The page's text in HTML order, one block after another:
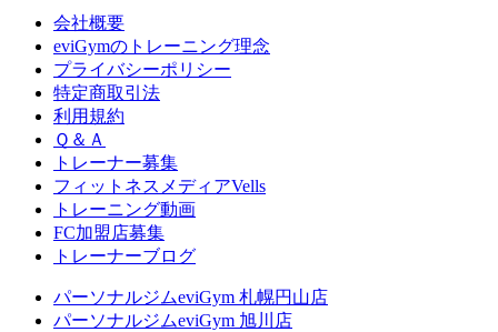
会社概要
eviGymのトレーニング理念
プライバシーポリシー
特定商取引法
利用規約
Ｑ＆Ａ
トレーナー募集
フィットネスメディアVells
トレーニング動画
FC加盟店募集
トレーナーブログ
パーソナルジムeviGym 札幌円山店
パーソナルジムeviGym 旭川店